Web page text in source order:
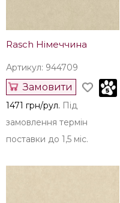
Rasch Німеччина
Артикул: 944709
Замовити
1471 грн/рул. Під
замовлення термін
поставки до 1,5 міс.